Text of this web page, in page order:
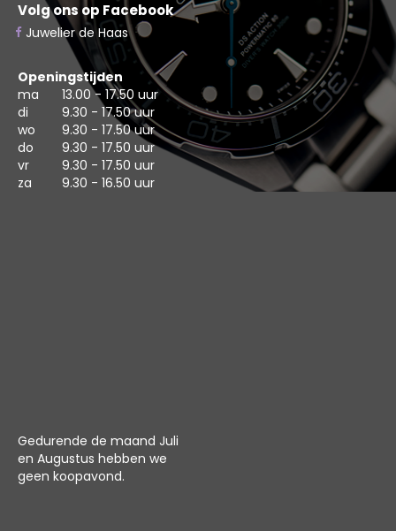
Volg ons op Facebook
Juwelier de Haas
Openingstijden
ma
13.00 - 17.50 uur
di
9.30 - 17.50 uur
wo
9.30 - 17.50 uur
do
9.30 - 17.50 uur
vr
9.30 - 17.50 uur
za
9.30 - 16.50 uur
Gedurende de maand Juli
en Augustus hebben we
geen koopavond.